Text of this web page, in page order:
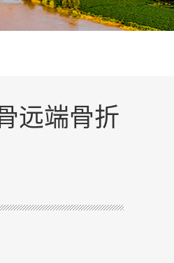
远端骨折